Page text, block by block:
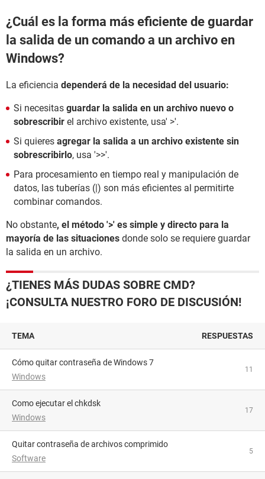
¿Cuál es la forma más eficiente de guardar
la salida de un comando a un archivo en
Windows?
La eficiencia dependerá de la necesidad del usuario:
Si necesitas guardar la salida en un archivo nuevo o
sobrescribir el archivo existente, usa' >'.
Si quieres agregar la salida a un archivo existente sin
sobrescribirlo, usa '>>'.
Para procesamiento en tiempo real y manipulación de
datos, las tuberías (|) son más eficientes al permitirte
combinar comandos.
No obstante, el método '>' es simple y directo para la
mayoría de las situaciones donde solo se requiere guardar
la salida en un archivo.
¿TIENES MÁS DUDAS SOBRE CMD?
¡CONSULTA NUESTRO FORO DE DISCUSIÓN!
TEMA RESPUESTAS
Cómo quitar contraseña de Windows 7
Windows
11
como ejecutar el chkdsk
Windows
17
Quitar contraseña de archivos comprimido
Software
5